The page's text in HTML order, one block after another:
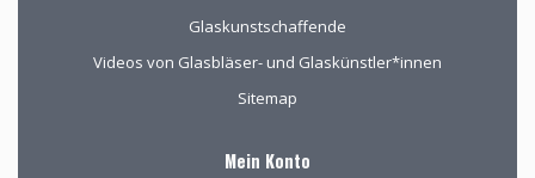
Glaskunstschaffende
Videos von Glasbläser- und Glaskünstler*innen
Sitemap
Mein Konto